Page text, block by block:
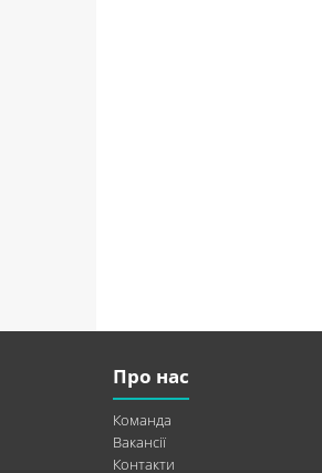
Про нас
Команда
Вакансії
Контакти